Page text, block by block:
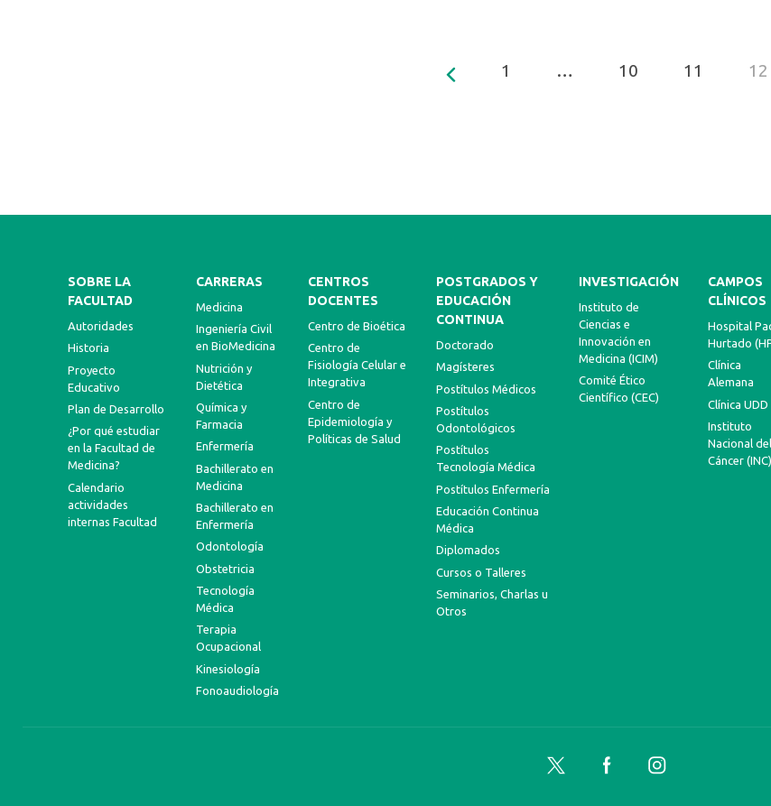
1 … 10 11 12
SOBRE LA
FACULTAD
Autoridades
Historia
Proyecto
Educativo
Plan de Desarrollo
¿Por qué estudiar
en la Facultad de
Medicina?
Calendario
actividades
internas Facultad
CARRERAS
Medicina
Ingeniería Civil
en BioMedicina
Nutrición y
Dietética
Química y
Farmacia
Enfermería
Bachillerato en
Medicina
Bachillerato en
Enfermería
Odontología
Obstetricia
Tecnología
Médica
Terapia
Ocupacional
Kinesiología
Fonoaudiología
CENTROS
DOCENTES
Centro de Bioética
Centro de
Fisiología Celular e
Integrativa
Centro de
Epidemiología y
Políticas de Salud
POSTGRADOS Y
EDUCACIÓN
CONTINUA
Doctorado
Magísteres
Postítulos Médicos
Postítulos
Odontológicos
Postítulos
Tecnología Médica
Postítulos Enfermería
Educación Continua
Médica
Diplomados
Cursos o Talleres
Seminarios, Charlas u
Otros
INVESTIGACIÓN
Instituto de
Ciencias e
Innovación en
Medicina (ICIM)
Comité Ético
Científico (CEC)
CAMPOS
CLÍNICOS
Hospital
Hurtado
Clínica
Alemana
Clínica UDD
Instituto
Nacional del
Cáncer (INC)
Twitter FacebookInstagram